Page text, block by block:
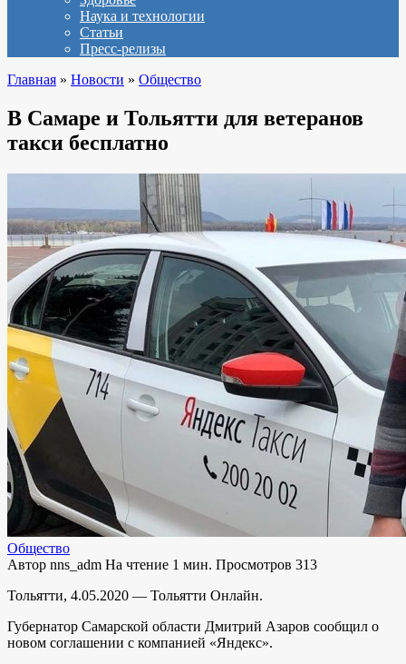
Наука и технологии
Статьи
Пресс-релизы
Главная » Новости » Общество
В Самаре и Тольятти для ветеранов
такси бесплатно
Общество
Автор nns_adm На чтение 1 мин. Просмотров 313
Тольятти, 4.05.2020 — Тольятти Онлайн.
Губернатор Самарской области Дмитрий Азаров сообщил о
новом соглашении с компанией «Яндекс».